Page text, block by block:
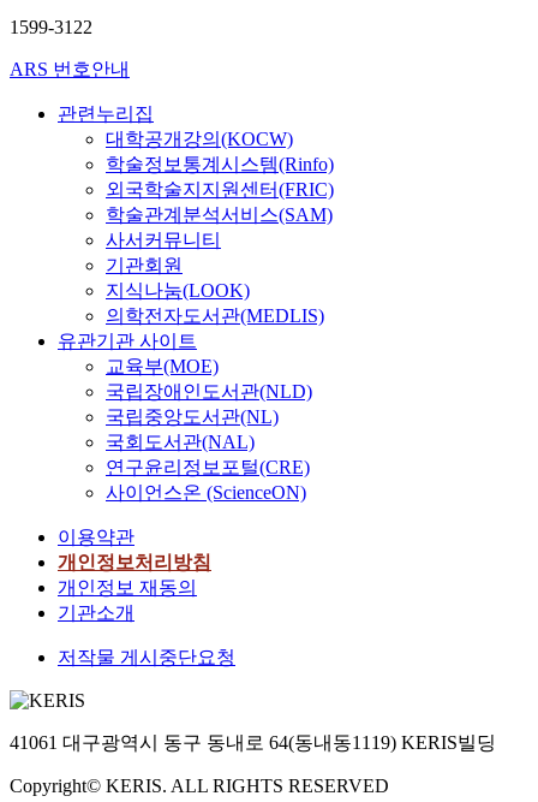
1599-3122
ARS 번호안내
관련누리집
대학공개강의(KOCW)
학술정보통계시스템(Rinfo)
외국학술지지원센터(FRIC)
학술관계분석서비스(SAM)
사서커뮤니티
기관회원
지식나눔(LOOK)
의학전자도서관(MEDLIS)
유관기관 사이트
교육부(MOE)
국립장애인도서관(NLD)
국립중앙도서관(NL)
국회도서관(NAL)
연구윤리정보포털(CRE)
사이언스온 (ScienceON)
이용약관
개인정보처리방침
개인정보 재동의
기관소개
저작물 게시중단요청
41061 대구광역시 동구 동내로 64(동내동1119) KERIS빌딩
Copyright© KERIS. ALL RIGHTS RESERVED